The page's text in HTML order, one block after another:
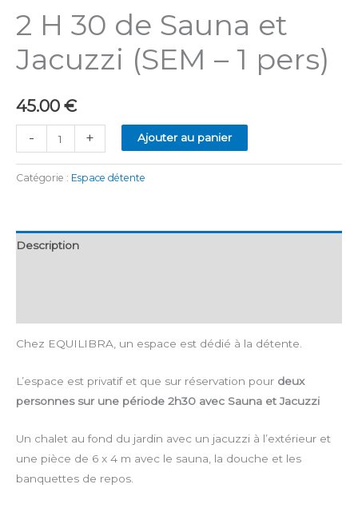
2 H 30 de Sauna et
Jacuzzi (SEM – 1 pers)
45.00 €
-
quantité
de
2
de
Sauna
+ Ajouter au panier
Catégorie : Espace détente
Description
Chez EQUILIBRA, un espace est dédié à la détente.
L’espace est privatif et que sur réservation pour deux
personnes sur une période 2h30 avec Sauna et Jacuzzi
Un chalet au fond du jardin avec un jacuzzi à l’extérieur et
une pièce de 6 x 4 m avec le sauna, la douche et les
banquettes de repos.